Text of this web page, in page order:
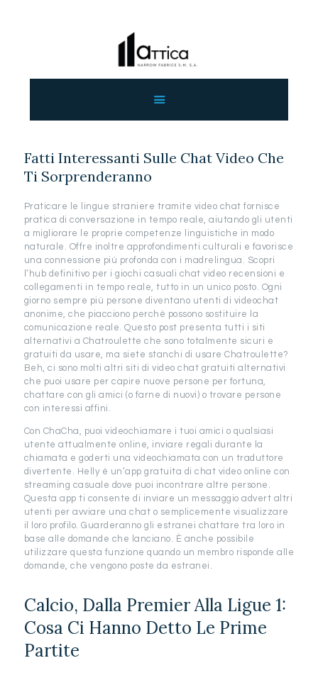
ΕΠΙΚΟΙΝΩΝΙΑ
ΧΟΝΔΡΙΚΗ
Fatti Interessanti Sulle Chat Video Che
Ti Sorprenderanno
Praticare le lingue straniere tramite video chat fornisce
pratica di conversazione in tempo reale, aiutando gli utenti
a migliorare le proprie competenze linguistiche in modo
naturale. Offre inoltre approfondimenti culturali e favorisce
una connessione più profonda con i madrelingua. Scopri
l’hub definitivo per i giochi casuali chat video recensioni e
collegamenti in tempo reale, tutto in un unico posto. Ogni
giorno sempre più persone diventano utenti di videochat
anonime, che piacciono perché possono sostituire la
comunicazione reale. Questo post presenta tutti i siti
alternativi a Chatroulette che sono totalmente sicuri e
gratuiti da usare, ma siete stanchi di usare Chatroulette?
Beh, ci sono molti altri siti di video chat gratuiti alternativi
che puoi usare per capire nuove persone per fortuna,
chattare con gli amici (o farne di nuovi) o trovare persone
con interessi affini.
Con ChaCha, puoi videochiamare i tuoi amici o qualsiasi
utente attualmente online, inviare regali durante la
chiamata e goderti una videochiamata con un traduttore
divertente. Helly è un’app gratuita di chat video online con
streaming casuale dove puoi incontrare altre persone.
Questa app ti consente di inviare un messaggio advert altri
utenti per avviare una chat o semplicemente visualizzare
il loro profilo. Guarderanno gli estranei chattare tra loro in
base alle domande che lanciano. È anche possibile
utilizzare questa funzione quando un membro risponde alle
domande, che vengono poste da estranei.
Calcio, Dalla Premier Alla Ligue 1:
Cosa Ci Hanno Detto Le Prime
Partite